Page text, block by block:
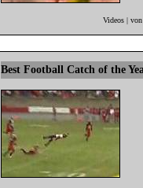
Videos |
Best Football Catch of the